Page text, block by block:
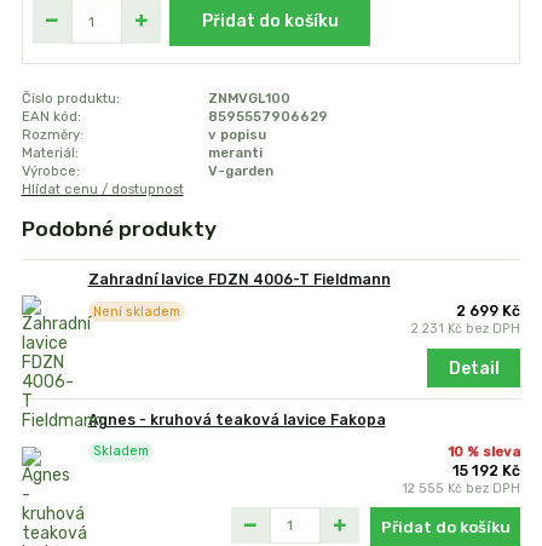
Přidat do košíku
Číslo produktu:
ZNMVGL100
EAN kód:
8595557906629
Rozměry:
v popisu
Materiál:
meranti
Výrobce:
V-garden
Hlídat cenu / dostupnost
Podobné produkty
Zahradní lavice FDZN 4006-T Fieldmann
2 699 Kč
2 231 Kč bez DPH
Není skladem
Detail
Agnes - kruhová teaková lavice Fakopa
10 % sleva
15 192 Kč
12 555 Kč bez DPH
Skladem
Přidat do košíku